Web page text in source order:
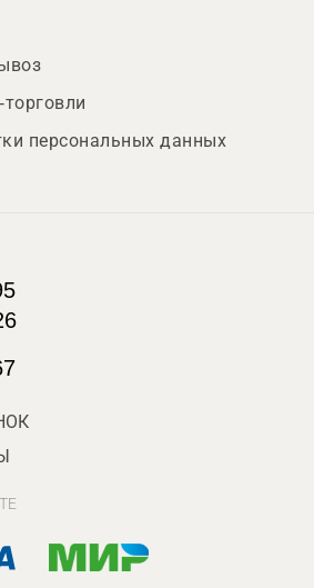
персональных данных